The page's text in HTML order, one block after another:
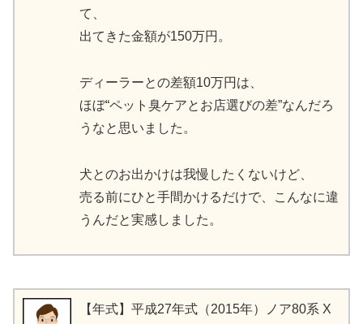
て、
出てきた金額が150万円。
ディーラーとの差額10万円は、
ほぼ“ペット臭ケアとお店選びの差”なんだろ
うなと思いました。
犬とのお出かけは我慢したくないけど、
売る前にひと手間かけるだけで、こんなに違
うんだと実感しました。
【年式】平成27年式（2015年）ノア80系 X